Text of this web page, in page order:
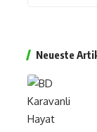
Neueste